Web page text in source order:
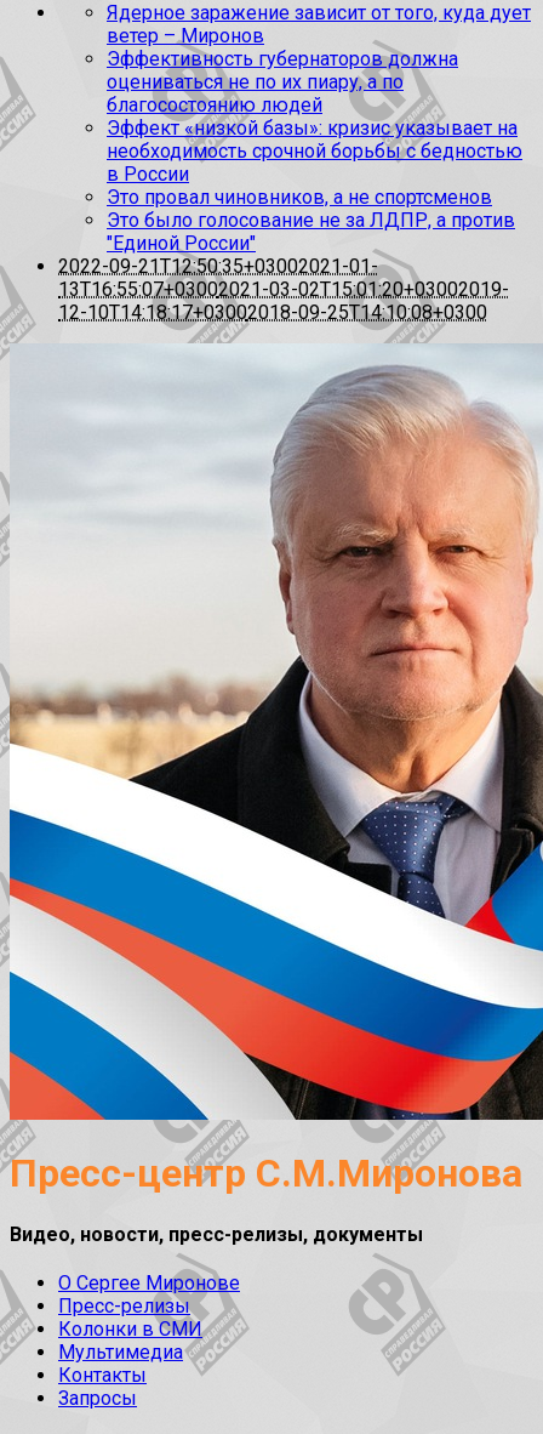
Ядерное заражение зависит от того, куда дует
ветер – Миронов
Эффективность губернаторов должна
оцениваться не по их пиару, а по
благосостоянию людей
Эффект «низкой базы»: кризис указывает на
необходимость срочной борьбы с бедностью
в России
Это провал чиновников, а не спортсменов
Это было голосование не за ЛДПР, а против
"Единой России"
2022-09-21T12:50:35+03002021-01-
13T16:55:07+03002021-03-02T15:01:20+03002019-
12-10T14:18:17+03002018-09-25T14:10:08+0300
Пресс-центр С.М.Миронова
Видео, новости, пресс-релизы, документы
О Сергее Миронове
Пресс-релизы
Колонки в СМИ
Мультимедиа
Контакты
Запросы